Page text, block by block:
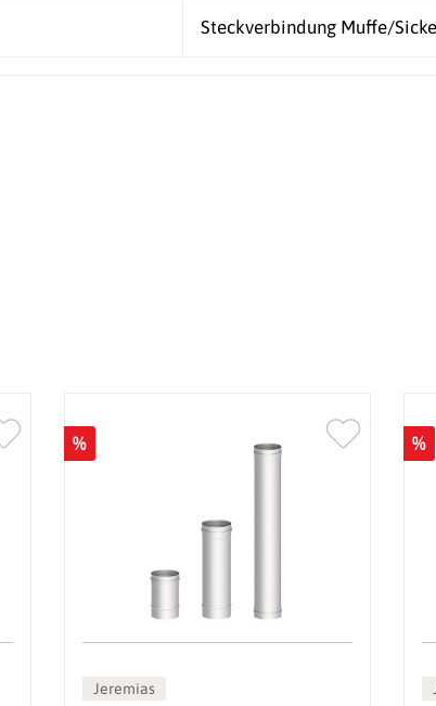
Steckverbindung Muffe/Sicke
%
Jeremias
%